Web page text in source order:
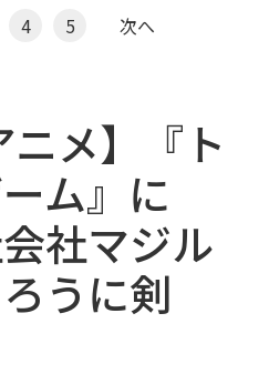
4 5 次へ
ニメ】『ト
ム』に
社マジル
うに剣